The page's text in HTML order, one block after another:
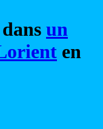
dans un
en